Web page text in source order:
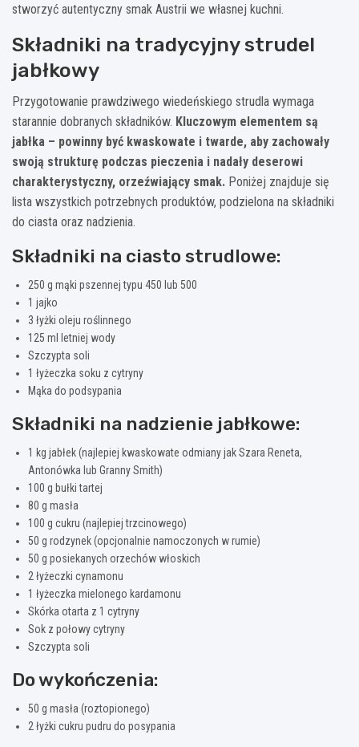
stworzyć autentyczny smak Austrii we własnej kuchni.
Składniki na tradycyjny strudel
jabłkowy
Przygotowanie prawdziwego wiedeńskiego strudla wymaga
starannie dobranych składników. Kluczowym elementem są
jabłka – powinny być kwaskowate i twarde, aby zachowały
swoją strukturę podczas pieczenia i nadały deserowi
charakterystyczny, orzeźwiający smak. Poniżej znajduje się
lista wszystkich potrzebnych produktów, podzielona na składniki
do ciasta oraz nadzienia.
Składniki na ciasto strudlowe:
250 g mąki pszennej typu 450 lub 500
1 jajko
3 łyżki oleju roślinnego
125 ml letniej wody
Szczypta soli
1 łyżeczka soku z cytryny
Mąka do podsypania
Składniki na nadzienie jabłkowe:
1 kg jabłek (najlepiej kwaskowate odmiany jak Szara Reneta,
Antonówka lub Granny Smith)
100 g bułki tartej
80 g masła
100 g cukru (najlepiej trzcinowego)
50 g rodzynek (opcjonalnie namoczonych w rumie)
50 g posiekanych orzechów włoskich
2 łyżeczki cynamonu
1 łyżeczka mielonego kardamonu
Skórka otarta z 1 cytryny
Sok z połowy cytryny
Szczypta soli
Do wykończenia:
50 g masła (roztopionego)
2 łyżki cukru pudru do posypania